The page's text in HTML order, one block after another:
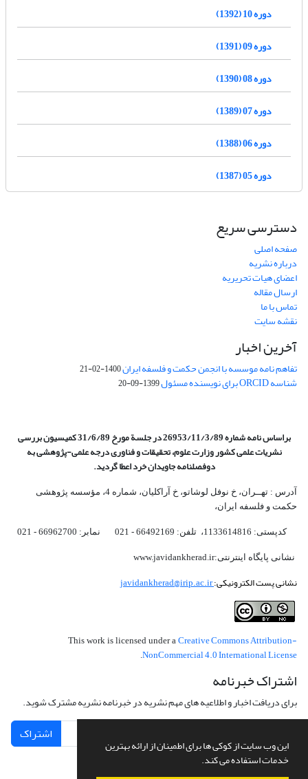
این وب سایت از کوکی ها برای اطمینان از ارائه بهترین
خدمات استفاده می کند.
دوره 10 (1392)
دوره 09 (1391)
دوره 08 (1390)
دوره 07 (1389)
دوره 06 (1388)
دوره 05 (1387)
دسترسی سریع
صفحه اصلی
درباره نشریه
اعضای هیات تحریریه
ارسال مقاله
تماس با ما
نقشه سایت
آخرین اخبار
تفاهم نامه موسسه با انجمن حکمت و فلسفه ایران1400-02-21
شناسه ORCID برای نویسنده مسئول 1399-09-20
براساس نامه شماره 26953/11/3/89 در جلسة مورخ 31/6/89 کمیسیون
بررسی
نشریات علمی کشور وزارت علوم، تحقیقات و فناوری درجه علمی‌-پژوهشیبه
دوفصلنامه جاویدان خرد اعطا گردید.
آدرس : تهــران، خ نوفل لوشاتو، خ آراکلیان، شماره 4،‌ مؤسسه پژوهشی
حکمت و فلسفه ایران،‌
کدپستی: 1133614816، تلفن: 66492169 - 021 نمابر: 66962700 - 021
نشانی پایگاه اینترنتی:www.javidankherad.ir
نشانی پست الکترونیکی:javidankherad@irip.ac.ir
This work is licensed under a Creative Commons Attribution-
NonCommercial 4.0 International License
اشتراک خبرنامه
برای دریافت اخبار و اطلاعیه های مهم نشریه در خبرنامه نشریه مشترک شوید.
اشتراک